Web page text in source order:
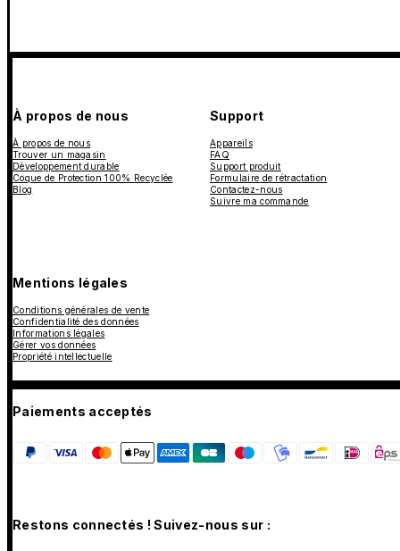
À propos de nous
À propos de nous
Trouver un magasin
Développement durable
Coque de Protection 100% Recyclée
Blog
Support
Appareils
FAQ
Support produit
Formulaire de rétractation
Contactez-nous
Suivre ma commande
Mentions légales
Conditions générales de vente
Confidentialité des données
Informations légales
Gérer vos données
Propriété intellectuelle
Paiements acceptés
Restons connectés ! Suivez-nous sur :